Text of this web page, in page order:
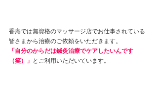
香庵では無資格のマッサージ店でお仕事されている
皆さまから治療のご依頼をいただきます。
「自分のからだは鍼灸治療でケアしたいんです
（笑）」 とご利用いただいています。